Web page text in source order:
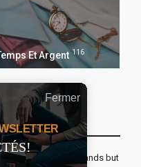
Et Argent 116
Matin
not in seeking new lands but
Fermer